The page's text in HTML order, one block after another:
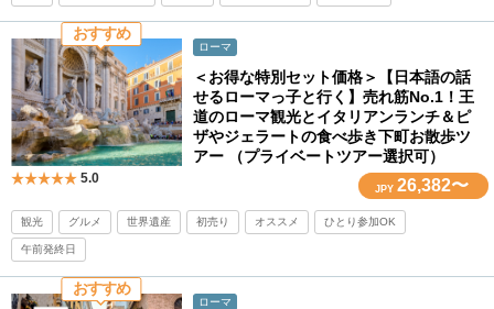
おすすめ
5.0
ローマ
＜お得な特別セット価格＞【日本語の話
せるローマっ子と行く】売れ筋No.1！王
道のローマ観光とイタリアンランチ＆ピ
ザやジェラートの食べ歩き下町お散歩ツ
アー （プライベートツアー選択可）
JPY 26,382〜
観光 グルメ 世界遺産 初売り オススメ ひとり参加OK
午前発終日
おすすめ
ローマ